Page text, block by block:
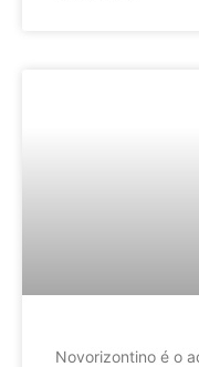
Novorizontino é o